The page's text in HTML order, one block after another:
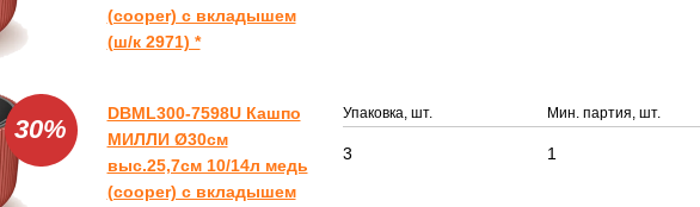
(cooper) с вкладышем
(ш/к 2971) *
30%
DBML300-7598U Кашпо
МИЛЛИ Ø30см
выс.25,7см 10/14л медь
(cooper) с вкладышем
Упаковка, шт. Мин. партия, шт.
3 1